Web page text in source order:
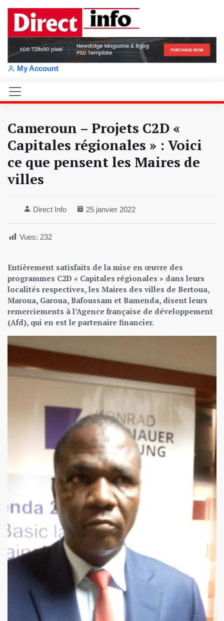
My Account
Cameroun – Projets C2D «
Capitales régionales » : Voici
ce que pensent les Maires de
villes
Direct Info 25 janvier 2022
Vues: 232
Entièrement satisfaits de la mise en œuvre des
programmes C2D « Capitales régionales » dans leurs
localités respectives, les Maires des villes de Bertoua,
Maroua, Garoua, Bafoussam et Bamenda, disent leurs
remerciements à l’Agence française de développement
(Afd), qui en est le partenaire financier.